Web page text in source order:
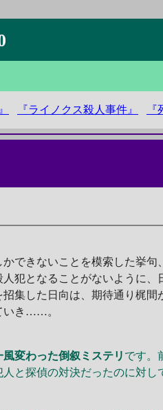
『ライノクス殺人事件』 『
できないことを模索した挙句
犯となることがないように、
集した日向は、期待通り梶間
いき……。
風変わった倒叙ミステリ です。
と探偵の対決だったのに対し